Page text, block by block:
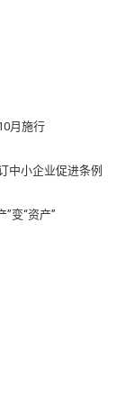
月施行
中小企业促进条例
变“资产”